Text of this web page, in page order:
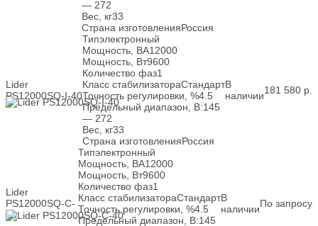
— 272
Вес, кг33
Страна изготовленияРоссия
Lider
PS12000SQ-I-40
Типэлектронный
Мощность, ВА12000
Мощность, Вт9600
Количество фаз1
Класс стабилизатораСтандарт
Точность регулировки, %4.5
Предельный диапазон, В:145
— 272
Вес, кг33
Страна изготовленияРоссия
В
наличии181 580 р.
Lider
PS12000SQ-C-
40
Типэлектронный
Мощность, ВА12000
Мощность, Вт9600
Количество фаз1
Класс стабилизатораСтандарт
Точность регулировки, %4.5
Предельный диапазон, В:145
В
наличииПо запросу